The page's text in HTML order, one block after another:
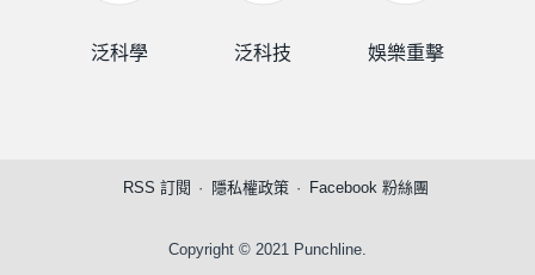
泛科學 泛科技 娛樂重擊
RSS 訂閱 隱私權政策 Facebook 粉絲團
Copyright © 2021 Punchline.